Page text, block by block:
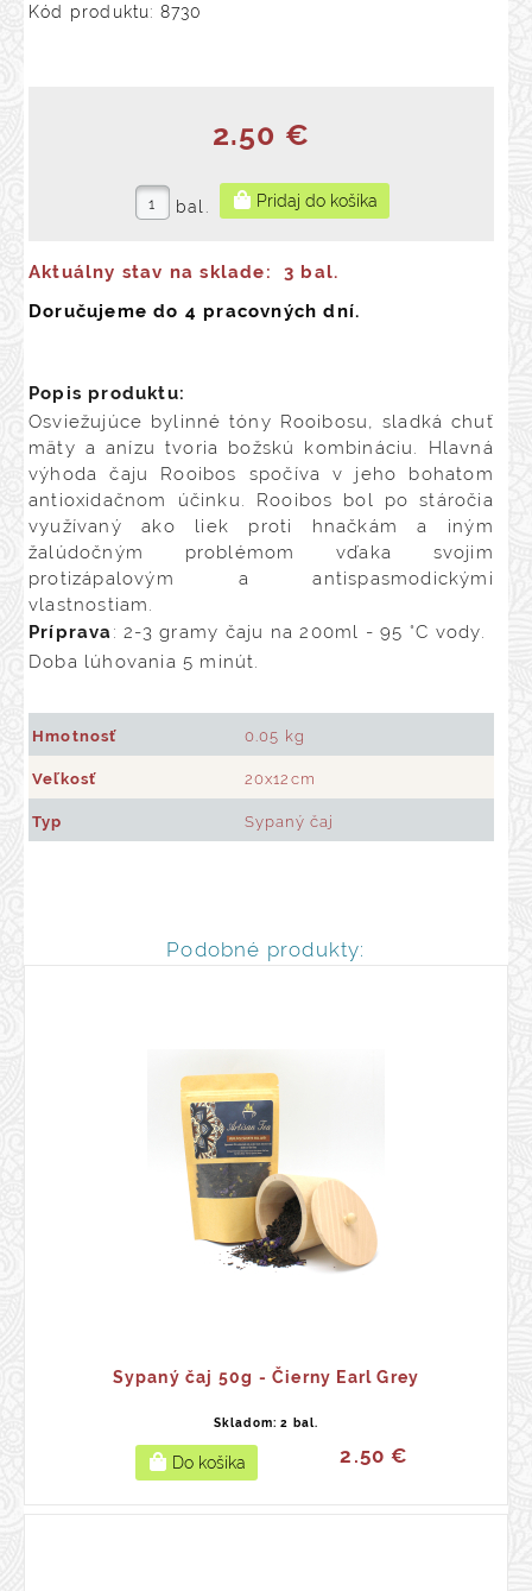
Kód produktu: 8730
2.50 €
bal.
Aktuálny stav na sklade:
3 bal.
Doručujeme do 4 pracovných dní.
Popis produktu:
Osviežujúce bylinné tóny Rooibosu, sladká chuť
mäty a anízu tvoria božskú kombináciu. Hlavná
výhoda čaju Rooibos spočíva v jeho bohatom
antioxidačnom účinku. Rooibos bol po stáročia
využívaný ako liek proti hnačkám a iným
žalúdočným problémom vďaka svojim
protizápalovým a antispasmodickými
vlastnostiam.
Príprava: 2-3 gramy čaju na 200ml - 95 °C vody.
Doba lúhovania 5 minút.
Hmotnosť 0.05 kg
Veľkosť 20x12cm
Typ Sypaný čaj
Podobné produkty:
Sypaný čaj 50g - Čierny Earl Grey
Skladom: 2 bal.
2.50 €